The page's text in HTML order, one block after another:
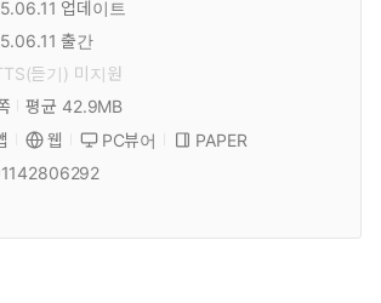
업데이트
출간
듣기) 미 지원
평균 42.9MB
웹 PC뷰어
PAPER